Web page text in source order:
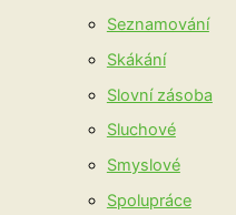
Seznamování
Skákání
Slovní zásoba
Sluchové
Smyslové
Spolupráce